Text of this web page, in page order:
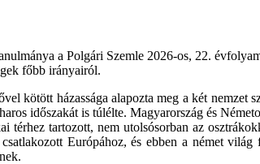
a Polgári Szemle 2026-os, 22.
főbb irányairól.
kötött házassága alapozta meg a két nemzet
időszakát is túlélte. Magyarország és
tartozott, nem utolsósorban az
Európához, és ebben a német